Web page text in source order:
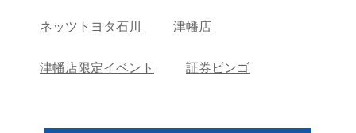
ネッツトヨタ石川 津幡店
津幡店限定イベント 証券ビンゴ